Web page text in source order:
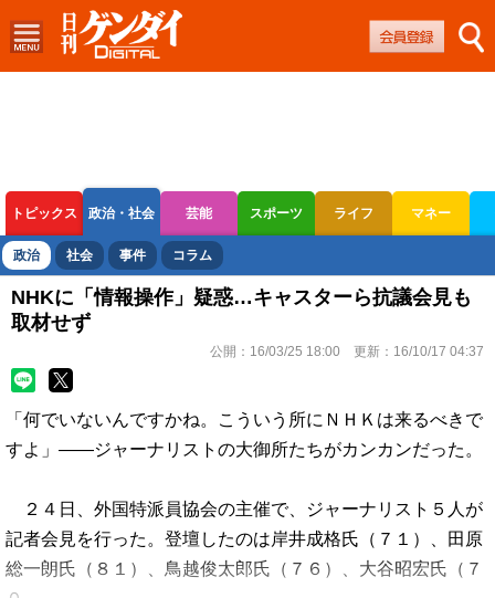
トピックス 政治・社会 芸能 スポーツ ライフ マネー
ボートレース 競輪 オートレース
政治 社会 事件 コラム
NHKに「情報操作」疑惑…キャスターら抗議会見も
取材せず
公開： 16/03/25 18:00 更新： 16/10/17 04:37
「何でいないんですかね。こういう所にＮＨＫは来るべきで
すよ」――ジャーナリストの大御所たちがカンカンだった。
２４日、外国特派員協会の主催で、ジャーナリスト５人が
記者会見を行った。登壇したのは岸井成格氏（７１）、田原
総一朗氏（８１）、鳥越俊太郎氏（７６）、大谷昭宏氏（７